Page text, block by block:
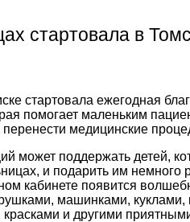
стартовала в
стартовала ежегодная
помогает маленьким
перенести медицинские
может поддержать детей,
и подарить им немного
кабинете появится
машинками, куклами,
и другими